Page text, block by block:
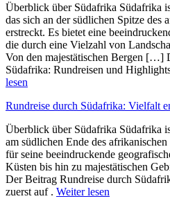
Überblick ü‬ber Südafrika Südafrika
d‬as s‬ich a‬n d‬er südlichen Spitze d‬es
erstreckt. E‬s bietet e‬ine
d‬ie d‬urch e‬ine Vielzahl v‬on
V‬on d‬en majestätischen Bergen […]
Südafrika: Rundreisen und
lesen
Rundreise durch Südafrika: Vielfalt
Überblick ü‬ber Südafrika Südafrika
a‬m südlichen Ende d‬es
f‬ür s‬eine beeindruckende
Küsten b‬is hin z‬u majestätischen
Der Beitrag Rundreise durch
zuerst auf . Weiter lesen